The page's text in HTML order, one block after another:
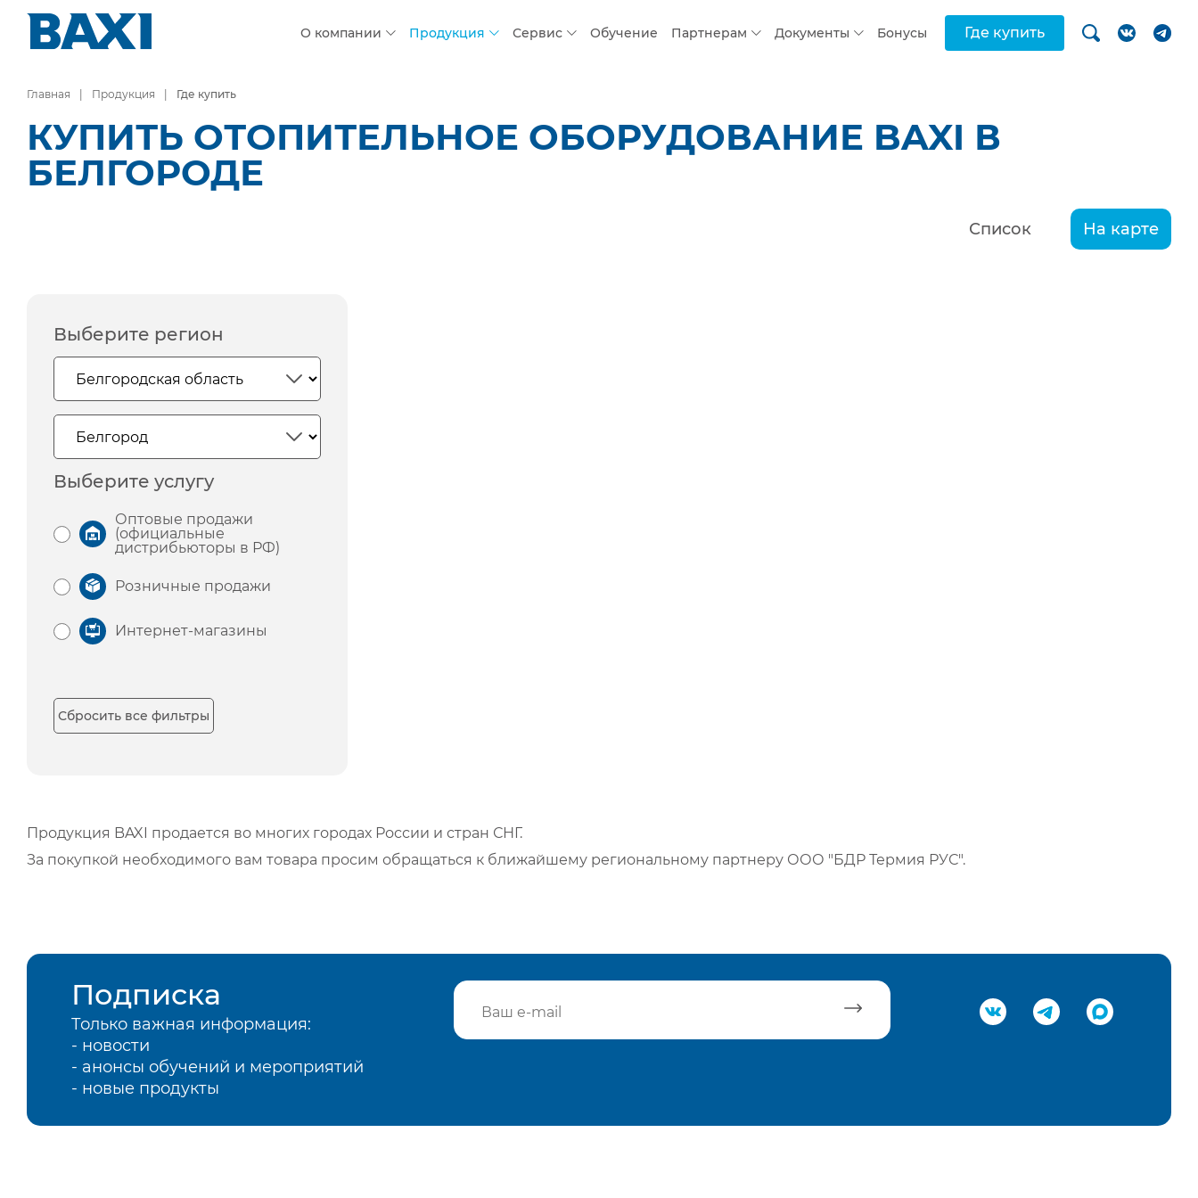
О компании Продукция Сервис Обучение Партнерам Документы Бонусы Где купить
Главная Продукция Где купить
КУПИТЬ ОТОПИТЕЛЬНОЕ ОБОРУДОВАНИЕ BAXI В
БЕЛГОРОДЕ
Список На карте
Выберите регион
Выберите услугу
Оптовые продажи
(официальные
дистрибьюторы в РФ)
Розничные продажи
Интернет-магазины
Сбросить все фильтры
Продукция BAXI продается во многих городах России и стран СНГ.
За покупкой необходимого вам товара просим обращаться к ближайшему региональному партнеру ООО "БДР Термия РУС".
Подписка
Только важная информация:
- новости
- анонсы обучений и мероприятий
- новые продукты